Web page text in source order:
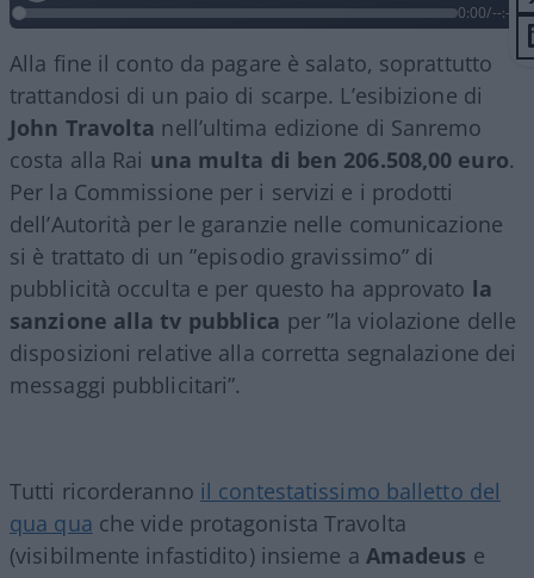
0:00/--:--
Alla fine il conto da pagare è salato, soprattutto
trattandosi di un paio di scarpe. L’esibizione di
John Travolta nell’ultima edizione di Sanremo
costa alla Rai una multa di ben 206.508,00 euro.
Per la Commissione per i servizi e i prodotti
dell’Autorità per le garanzie nelle comunicazione
si è trattato di un ”episodio gravissimo” di
pubblicità occulta e per questo ha approvato la
sanzione alla tv pubblica per ”la violazione delle
disposizioni relative alla corretta segnalazione dei
messaggi pubblicitari”.
Tutti ricorderanno il contestatissimo balletto del
qua qua che vide protagonista Travolta
(visibilmente infastidito) insieme a Amadeus e